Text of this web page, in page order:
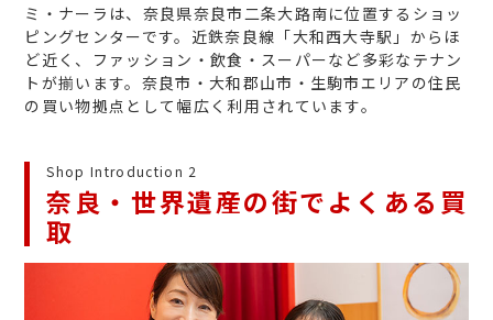
ミ・ナーラは、奈良県奈良市二条大路南に位置するショッ
ピングセンターです。近鉄奈良線「大和西大寺駅」からほ
ど近く、ファッション・飲食・スーパーなど多彩なテナン
トが揃います。奈良市・大和郡山市・生駒市エリアの住民
の買い物拠点として幅広く利用されています。
Shop Introduction 2
奈良・世界遺産の街でよくある買
取